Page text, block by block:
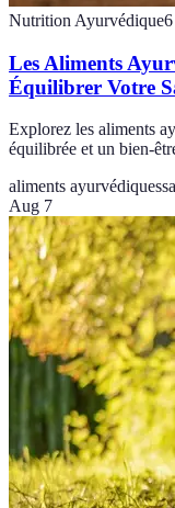
Nutrition Ayurvédique6
Les Aliments
Équilibrer Votre
Explorez les aliments
équilibrée et un bien-
aliments ayurvédiques
Aug 7